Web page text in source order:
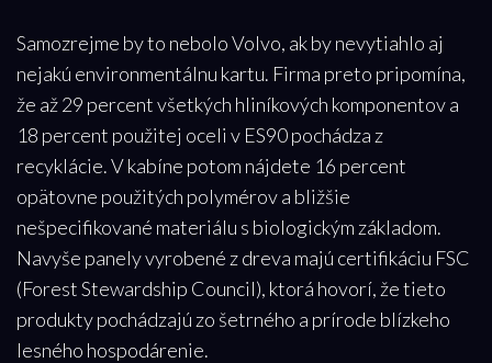
Samozrejme by to nebolo Volvo, ak by nevytiahlo aj
nejakú environmentálnu kartu. Firma preto pripomína,
že až 29 percent všetkých hliníkových komponentov a
18 percent použitej oceli v ES90 pochádza z
recyklácie. V kabíne potom nájdete 16 percent
opätovne použitých polymérov a bližšie
nešpecifikované materiálu s biologickým základom.
Navyše panely vyrobené z dreva majú certifikáciu FSC
(Forest Stewardship Council), ktorá hovorí, že tieto
produkty pochádzajú zo šetrného a prírode blízkeho
lesného hospodárenie.